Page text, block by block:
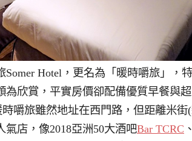
Hotel，更名為「暖時嚼旅」，
欣賞，平實房價卻配備優質早餐與
嚼旅雖然地址在西門路，但距離米街
店，像2018亞洲50大酒吧Bar TCRC